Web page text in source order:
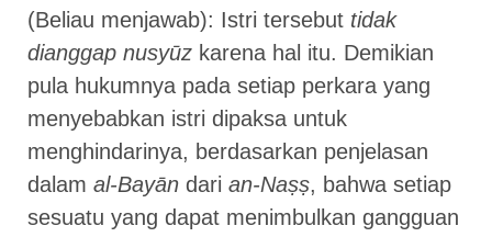
(Beliau menjawab): Istri tersebut tidak
dianggap nusyūz karena hal itu. Demikian
pula hukumnya pada setiap perkara yang
menyebabkan istri dipaksa untuk
menghindarinya, berdasarkan penjelasan
dalam al-Bayān dari an-Naṣṣ, bahwa setiap
sesuatu yang dapat menimbulkan gangguan